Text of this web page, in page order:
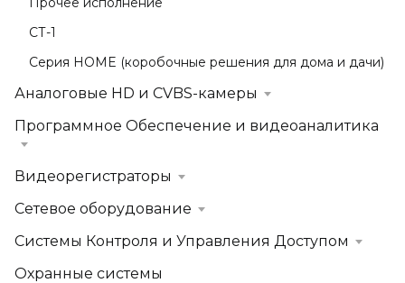
СТ-1
Серия HOME (коробочные решения для дома и дачи)
Аналоговые HD и CVBS-камеры
Программное Обеспечение и видеоаналитика
Видеорегистраторы
Сетевое оборудование
Системы Контроля и Управления Доступом
Охранные системы